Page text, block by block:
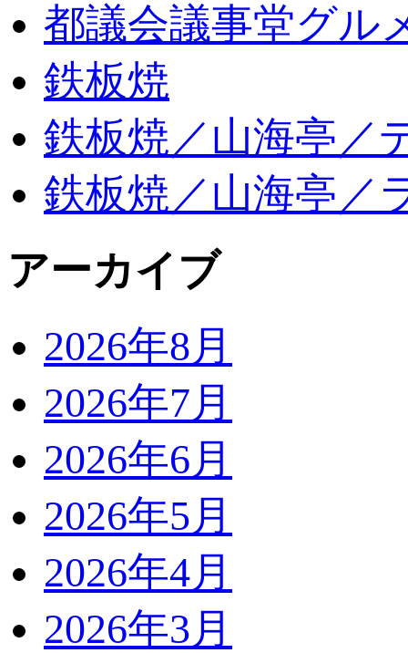
都議会議事堂グル
鉄板焼
鉄板焼／山海亭／
鉄板焼／山海亭／
アーカイブ
2026年8月
2026年7月
2026年6月
2026年5月
2026年4月
2026年3月